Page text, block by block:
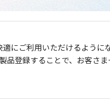
にご利用いただけるように
登録することで、お客さ